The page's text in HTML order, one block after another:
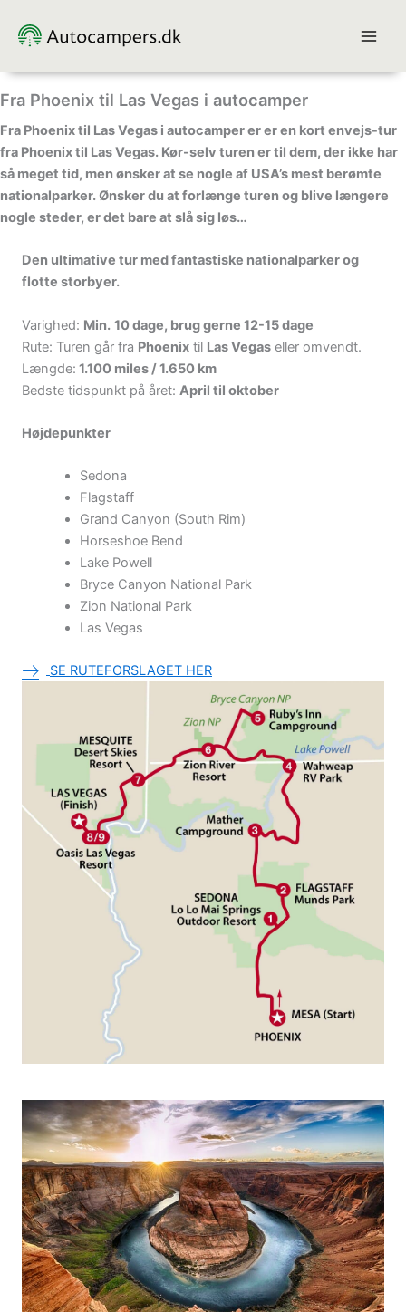
Fra Phoenix til Las Vegas i autocamper
Fra Phoenix til Las Vegas i autocamper er er en kort envejs-tur
fra Phoenix til Las Vegas. Kør-selv turen er til dem, der ikke har
så meget tid, men ønsker at se nogle af USA’s mest berømte
nationalparker. Ønsker du at forlænge turen og blive længere
nogle steder, er det bare at slå sig løs…
Den ultimative tur med fantastiske nationalparker og
flotte storbyer.
Varighed: Min. 10 dage, brug gerne 12-15 dage
Rute: Turen går fra Phoenix til Las Vegas eller omvendt.
Længde: 1.100 miles / 1.650 km
Bedste tidspunkt på året: April til oktober
Højdepunkter
Sedona
Flagstaff
Grand Canyon (South Rim)
Horseshoe Bend
Lake Powell
Bryce Canyon National Park
Zion National Park
Las Vegas
SE RUTEFORSLAGET HER